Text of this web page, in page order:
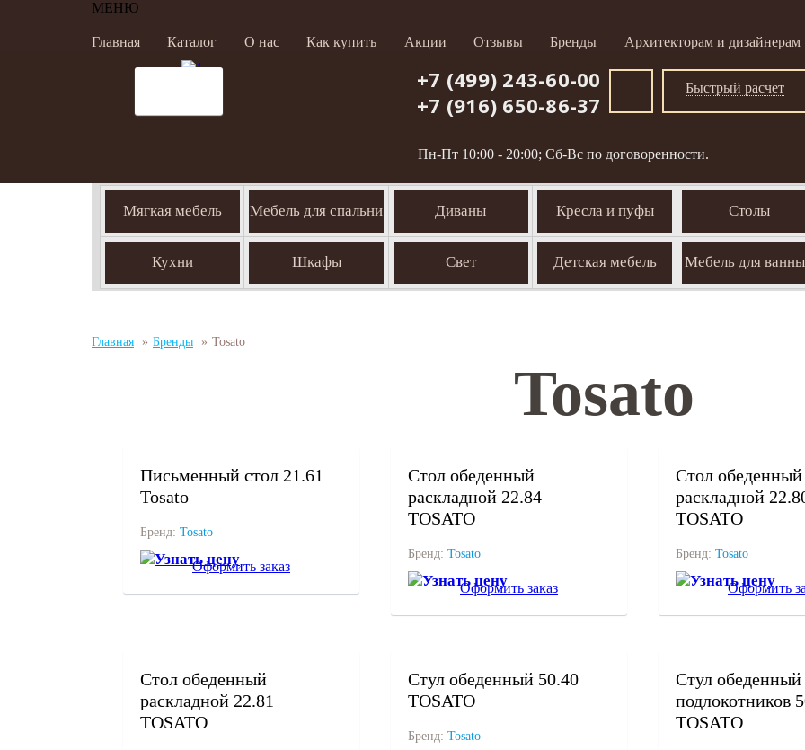
МЕНЮ
Главная Каталог О нас Как купить Акции Отзывы Бренды Архитекторам и дизайнерам
Пн-Пт 10:00 - 20:00; Сб-Вс по договоренности.
+7 (499) 243-60-00
+7 (916) 650-86-37
Быстрый расчет
Мягкая мебель Мебель для спальни Диваны Кресла и пуфы Столы
Кухни Шкафы Свет Детская мебель Мебель для
Главная » Бренды » Tosato
Tosato
Письменный стол 21.61
Tosato
Бренд: Tosato
Узнать цену
Оформить заказ
Стол обеденный
раскладной 22.84
TOSATO
Бренд: Tosato
Узнать цену
Оформить заказ
Стол обеденный
раскладной
TOSATO
Бренд: Tosato
Узнать цену
Оформить
Cтол обеденный
раскладной 22.81
TOSATO
Стул обеденный 50.40
TOSATO
Бренд: Tosato
Стул обеденный
подлокотников
TOSATO